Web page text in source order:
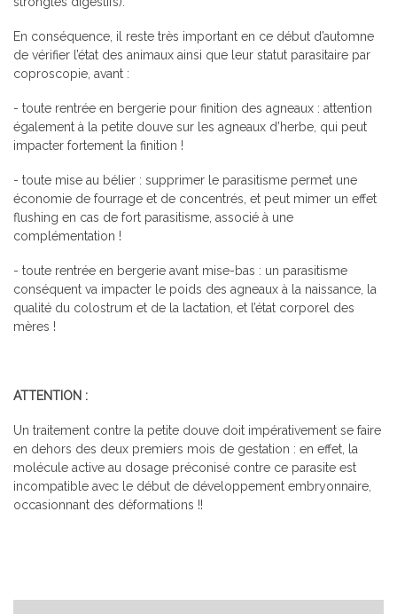
En conséquence, il reste très important en ce début d’automne
de vérifier l’état des animaux ainsi que leur statut parasitaire par
coproscopie, avant :
- toute rentrée en bergerie pour finition des agneaux : attention
également à la petite douve sur les agneaux d’herbe, qui peut
impacter fortement la finition !
- toute mise au bélier : supprimer le parasitisme permet une
économie de fourrage et de concentrés, et peut mimer un effet
flushing en cas de fort parasitisme, associé à une
complémentation !
- toute rentrée en bergerie avant mise-bas : un parasitisme
conséquent va impacter le poids des agneaux à la naissance, la
qualité du colostrum et de la lactation, et l’état corporel des
mères !
ATTENTION :
Un traitement contre la petite douve doit impérativement se faire
en dehors des deux premiers mois de gestation : en effet, la
molécule active au dosage préconisé contre ce parasite est
incompatible avec le début de développement embryonnaire,
occasionnant des déformations !!